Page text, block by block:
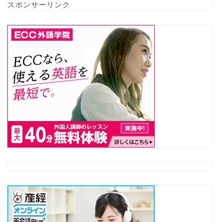
スポンサーリンク